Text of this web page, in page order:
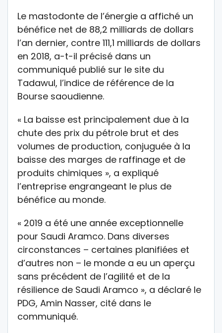
Le mastodonte de l’énergie a affiché un
bénéfice net de 88,2 milliards de dollars
l’an dernier, contre 111,1 milliards de dollars
en 2018, a-t-il précisé dans un
communiqué publié sur le site du
Tadawul, l’indice de référence de la
Bourse saoudienne.
« La baisse est principalement due à la
chute des prix du pétrole brut et des
volumes de production, conjuguée à la
baisse des marges de raffinage et de
produits chimiques », a expliqué
l’entreprise engrangeant le plus de
bénéfice au monde.
« 2019 a été une année exceptionnelle
pour Saudi Aramco. Dans diverses
circonstances – certaines planifiées et
d’autres non – le monde a eu un aperçu
sans précédent de l’agilité et de la
résilience de Saudi Aramco », a déclaré le
PDG, Amin Nasser, cité dans le
communiqué.